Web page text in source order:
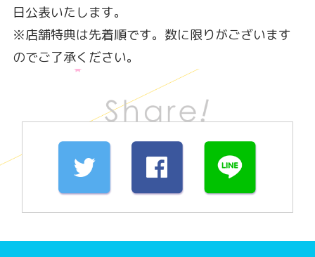
日公表いたします。
※店舗特典は先着順です。数に限りがございます
のでご了承ください。